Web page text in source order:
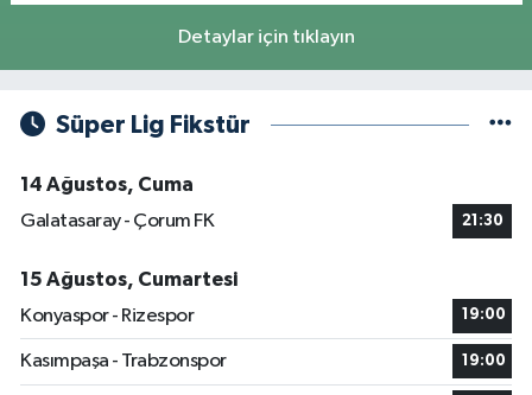
Detaylar için tıklayın
Süper Lig Fikstür
14 Ağustos, Cuma
Galatasaray - Çorum FK
21:30
15 Ağustos, Cumartesi
Konyaspor - Rizespor
19:00
Kasımpaşa - Trabzonspor 19:00